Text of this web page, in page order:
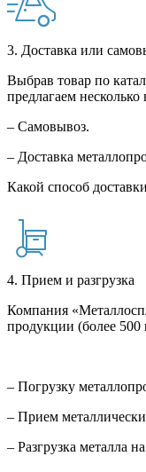
3. Доставка или
Выбрав товар по
предлагаем
– Самовывоз.
– Доставка
Какой способ
4. Прием и разгрузка
Компания
продукции (более
– Погрузку
– Прием
– Разгрузка металла